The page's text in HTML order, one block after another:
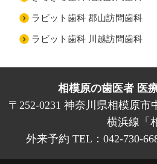
ラビット歯科 郡山訪問歯科
ラビット歯科 川越訪問歯科
相模原の歯医者 医
〒252-0231 神奈川県相模原
横浜線「
外来予約 TEL：042-730-